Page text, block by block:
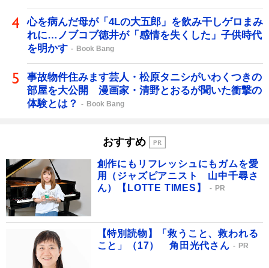
心を病んだ母が「4Lの大五郎」を飲み干しゲロまみ
れに…ノブコブ徳井が「感情を失くした」子供時代
を明かす
Book Bang
事故物件住みます芸人・松原タニシがいわくつきの
部屋を大公開 漫画家・清野とおるが聞いた衝撃の
体験とは？
Book Bang
おすすめ
創作にもリフレッシュにもガムを愛
用（ジャズピアニスト 山中千尋さ
ん）【LOTTE TIMES】
PR
【特別読物】「救うこと、救われる
こと」（17） 角田光代さん
PR